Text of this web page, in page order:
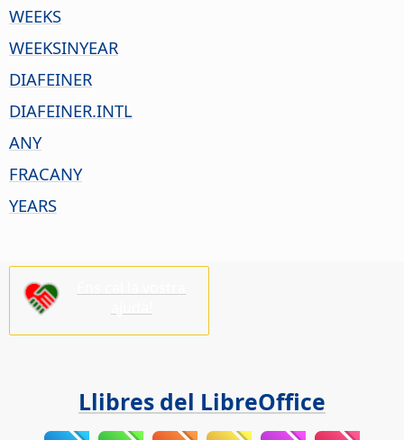
WEEKS
WEEKSINYEAR
DIAFEINER
DIAFEINER.INTL
ANY
FRACANY
YEARS
Llibres del LibreOffice